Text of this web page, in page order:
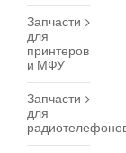
Запчасти
для
принтеров
и МФУ
Запчасти
для